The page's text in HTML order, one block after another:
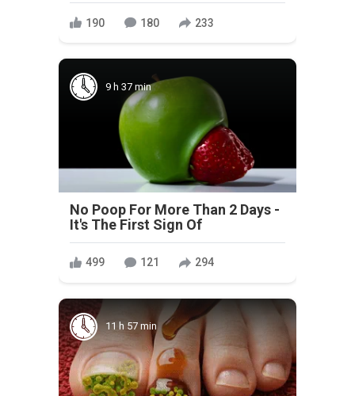
190 180 233
9 h 37 min
No Poop For More Than 2 Days -
It's The First Sign Of
499 121 294
11 h 57 min